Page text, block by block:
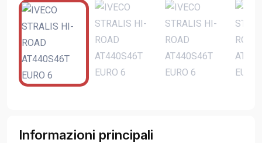
Informazioni principali